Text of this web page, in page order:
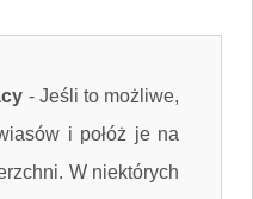
- Jeśli to możliwe,
i połóż je na
W niektórych